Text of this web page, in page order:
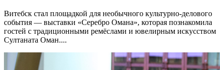
Витебск стал площадкой для необычного культурно-делового
события — выставки «Серебро Омана», которая познакомила
гостей с традиционными ремёслами и ювелирным искусством
Султаната Оман....